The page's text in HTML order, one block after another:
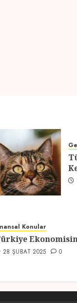
Konular
28 ŞUBAT 2025 0